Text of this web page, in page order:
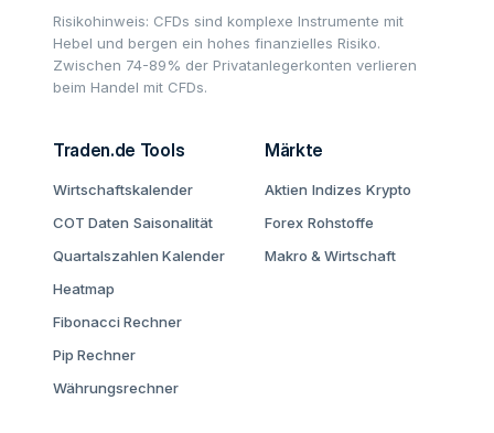
Risikohinweis: CFDs sind komplexe Instrumente mit
Hebel und bergen ein hohes finanzielles Risiko.
Zwischen 74-89% der Privatanlegerkonten verlieren
beim Handel mit CFDs.
Traden.de Tools
Wirtschaftskalender
COT Daten Saisonalität
Quartalszahlen Kalender
Heatmap
Fibonacci Rechner
Pip Rechner
Währungsrechner
Märkte
Aktien Indizes Krypto
Forex Rohstoffe
Makro & Wirtschaft